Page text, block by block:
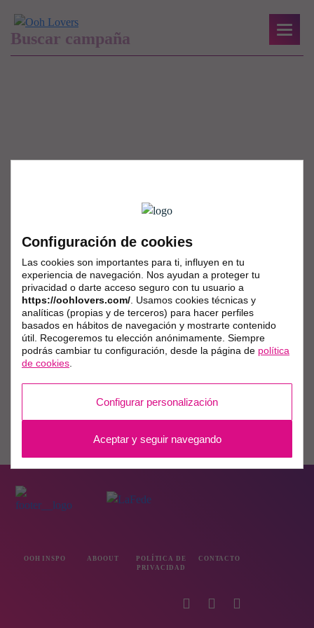
OOH INSPO ABOOUT
POLÍTICA DE
PRIVACIDAD
CONTACTO
Configuración de cookies
Las cookies son importantes para ti, influyen en tu
experiencia de navegación. Nos ayudan a proteger tu
privacidad o darte acceso seguro con tu usuario a
https://oohlovers.com/ . Usamos cookies técnicas y
analíticas (propias y de terceros) para hacer perfiles
basados en hábitos de navegación y mostrarte contenido
útil. Recogeremos tu elección anónimamente. Siempre
podrás cambiar tu configuración, desde la página de política
de cookies
Configurar personalización
Aceptar y seguir navegando